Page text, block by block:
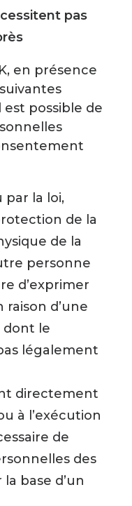
pas
en présence
est possible de
la loi,
de la
de la
personne
d’exprimer
d’une
dont le
légalement
directement
à l’exécution
de
des
base d’un